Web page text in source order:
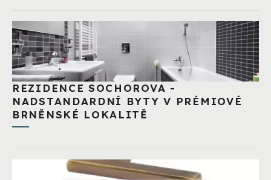
REZIDENCE SOCHOROVA -
NADSTANDARDNÍ BYTY V PRÉMIOVÉ
BRNĚNSKÉ LOKALITĚ